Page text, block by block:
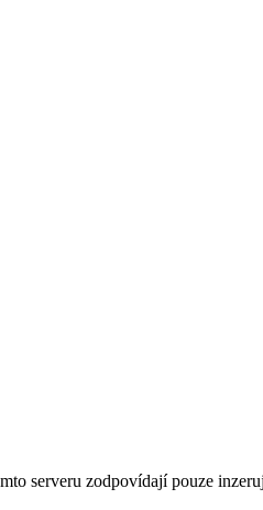
serveru zodpovídají pouze